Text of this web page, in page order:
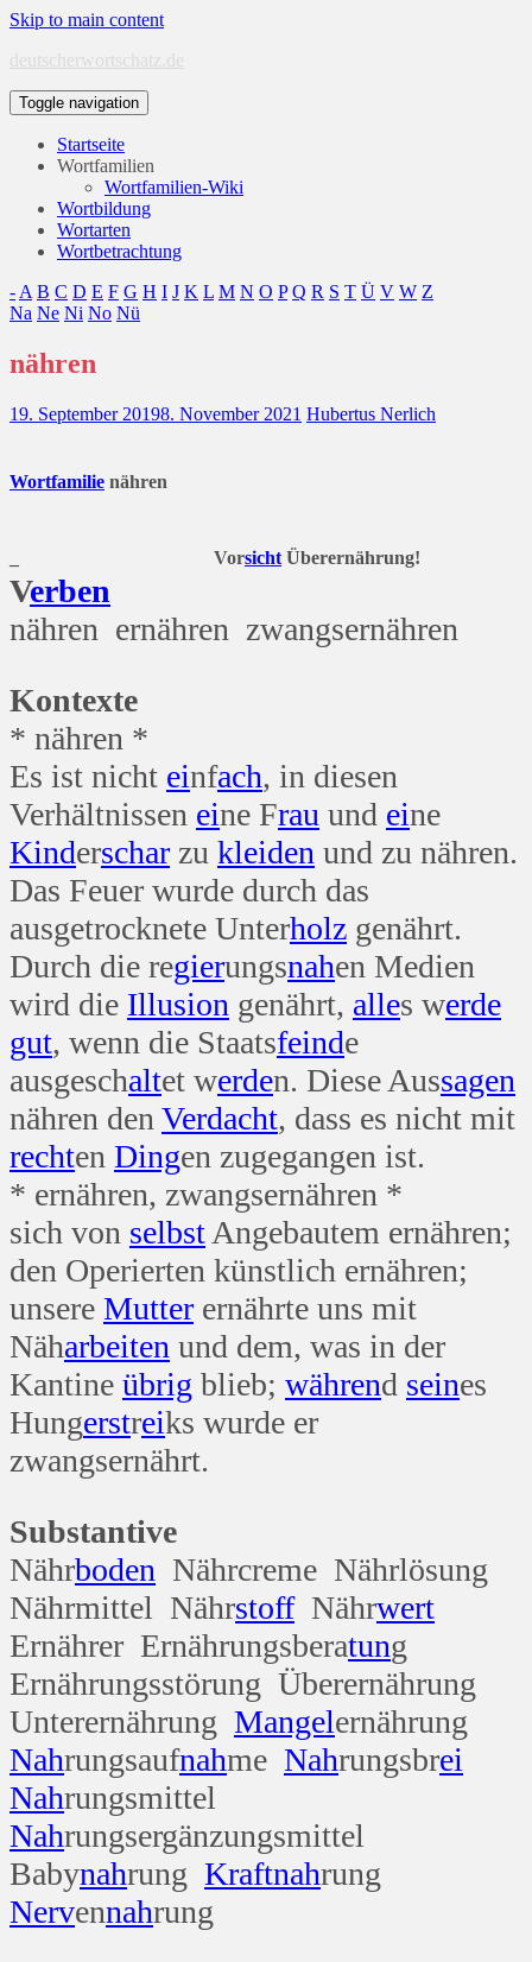
Skip to main content
deutscherwortschatz.de
Toggle navigation
Startseite
Wortfamilien
Wortfamilien-Wiki
Wortbildung
Wortarten
Wortbetrachtung
- A B C D E F G H I J K L M N O P Q R S T Ü V W Z
Na Ne Ni No Nü
nähren
19. September 20198. November 2021 Hubertus Nerlich
Wortfamilie nähren
_ Vorsicht Überernährung!
Verben
nähren ernähren zwangsernähren
Kontexte
* nähren *
Es ist nicht einfach, in diesen
Verhältnissen eine Frau und eine
Kinderschar zu kleiden und zu nähren.
Das Feuer wurde durch das
ausgetrocknete Unterholz genährt.
Durch die regierungsnahen Medien
wird die Illusion genährt, alles werde
gut, wenn die Staatsfeinde
ausgeschaltet werden. Diese Aussagen
nähren den Verdacht, dass es nicht mit
rechten Dingen zugegangen ist.
* ernähren, zwangsernähren *
sich von selbst Angebautem ernähren;
den Operierten künstlich ernähren;
unsere Mutter ernährte uns mit
Näharbeiten und dem, was in der
Kantine übrig blieb; während seines
Hungerstreiks wurde er
zwangsernährt.
Substantive
Nährboden Nährcreme Nährlösung
Nährmittel NährstoffNährwert
Ernährer Ernährungsberatung
Ernährungsstörung Überernährung
Unterernährung Mangelernährung
Nahrungsaufnahme Nahrungsbrei
Nahrungsmittel
Nahrungsergänzungsmittel
Babynahrung Kraftnahrung
Nervennahrung